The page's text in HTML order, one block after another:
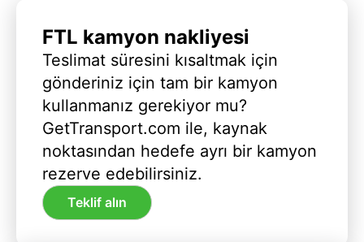
FTL kamyon nakliyesi
Teslimat süresini kısaltmak için
gönderiniz için tam bir kamyon
kullanmanız gerekiyor mu?
GetTransport.com ile, kaynak
noktasından hedefe ayrı bir kamyon
rezerve edebilirsiniz.
Teklif alın